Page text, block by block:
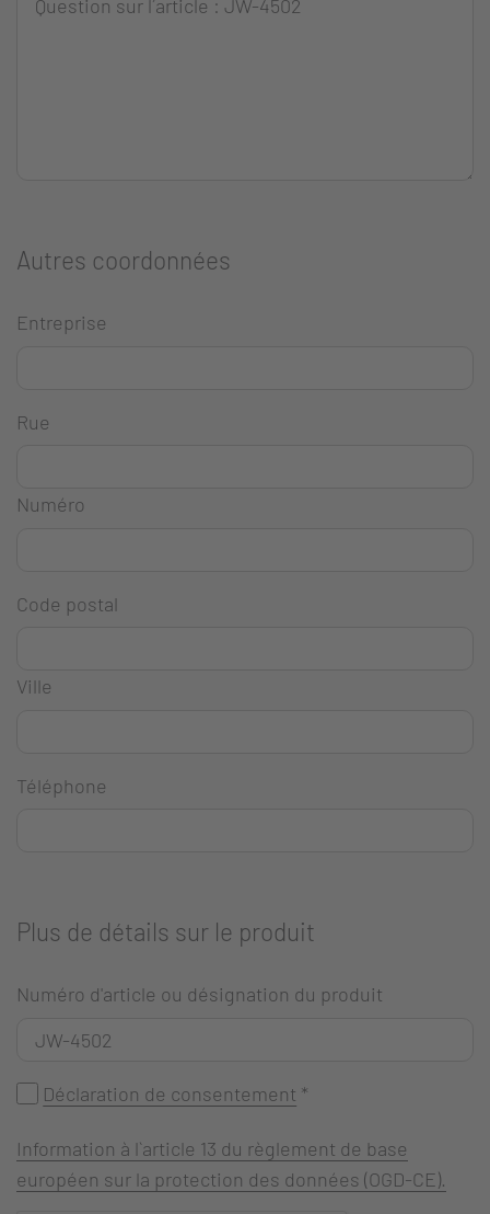
Autres coordonnées
Entreprise
Rue
Numéro
Code postal
Ville
Téléphone
Plus de détails sur le produit
Numéro d'article ou désignation du produit
Déclaration de consentement *
Information à l`article 13 du règlement de base
européen sur la protection des données (OGD-CE).